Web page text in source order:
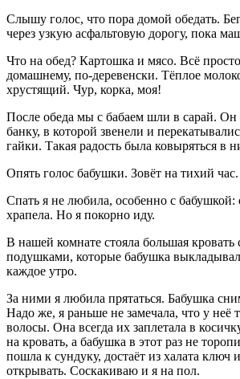
Слышу голос, что пора домой обедать.
через узкую асфальтовую дорогу, пока
Что на обед? Картошка и мясо. Всё
домашнему, по-деревенски. Тёплое
хрустящий. Чур, корка, моя!
После обеда мы с бабаем шли в сарай.
банку, в которой звенели и
гайки. Такая радость была ковыряться в
Опять голос бабушки. Зовёт на тихий час.
Спать я не любила, особенно с бабушкой:
храпела. Но я покорно иду.
В нашей комнате стояла большая кровать
подушками, которые бабушка
каждое утро.
За ними я любила прятаться. Бабушка
Надо же, я раньше не замечала, что у неё
волосы. Она всегда их заплетала в
на кровать, а бабушка в этот раз не
пошла к сундуку, достаёт из халата ключ
открывать. Соскакиваю и я на пол.